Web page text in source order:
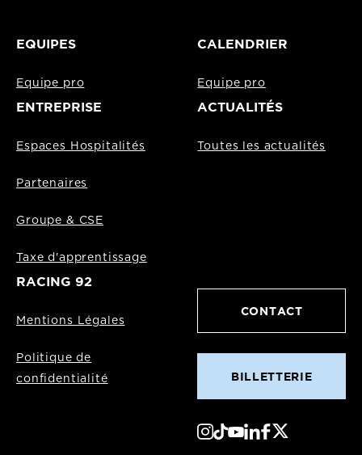
EQUIPES
Equipe pro
CALENDRIER
Equipe pro
ENTREPRISE
Espaces Hospitalités
Partenaires
Groupe & CSE
Taxe d'apprentissage
ACTUALITÉS
Toutes les actualités
RACING 92
Mentions Légales
Politique de
confidentialité
CONTACT
BILLETTERIE